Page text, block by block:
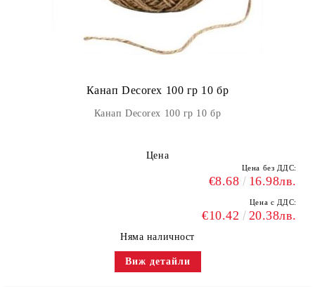
Канап Decorex 100 гр 10 бр
Канап Decorex 100 гр 10 бр
Цена
Цена без ДДС:
€8.68 16.98лв.
Цена с ДДС:
€10.42 20.38лв.
Няма наличност
Виж детайли